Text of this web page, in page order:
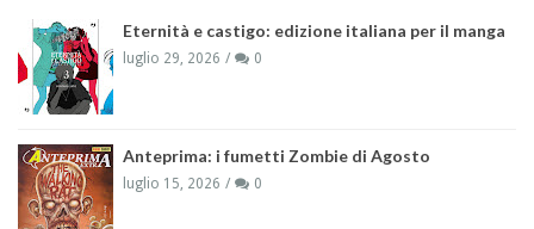
Eternità e castigo: edizione italiana per il manga
luglio 29, 2026 0
Anteprima: i fumetti Zombie di Agosto
luglio 15, 2026 0